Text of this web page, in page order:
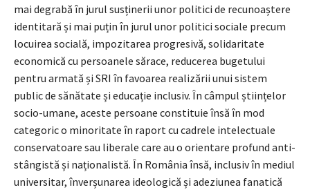
mai degrabă în jurul susținerii unor politici de recunoaștere
identitară și mai puțin în jurul unor politici sociale precum
locuirea socială, impozitarea progresivă, solidaritate
economică cu persoanele sărace, reducerea bugetului
pentru armată și SRI în favoarea realizării unui sistem
public de sănătate și educație inclusiv. În câmpul științelor
socio-umane, aceste persoane constituie însă în mod
categoric o minoritate în raport cu cadrele intelectuale
conservatoare sau liberale care au o orientare profund anti-
stângistă și naționalistă. În România însă, inclusiv în mediul
universitar, înverșunarea ideologică și adeziunea fanatică